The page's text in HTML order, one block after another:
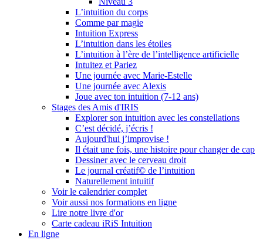
L’intuition du corps
Comme par magie
Intuition Express
L’intuition dans les étoiles
L’intuition à l’ère de l’intelligence artificielle
Intuitez et Pariez
Une journée avec Marie-Estelle
Une journée avec Alexis
Joue avec ton intuition (7-12 ans)
Stages des Amis d'IRIS
Explorer son intuition avec les constellations
C’est décidé, j’écris !
Aujourd'hui j’improvise !
Il était une fois, une histoire pour changer de cap
Dessiner avec le cerveau droit
Le journal créatif© de l’intuition
Naturellement intuitif
Voir le calendrier complet
Voir aussi nos formations en ligne
Lire notre livre d'or
Carte cadeau iRiS Intuition
En ligne